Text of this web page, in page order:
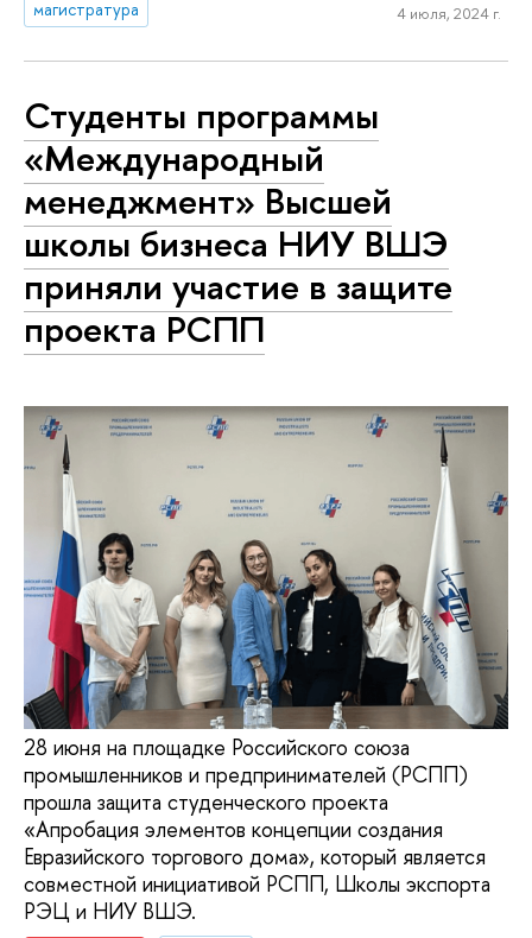
магистратура
4 июля, 2024 г.
Студенты программы
«Международный
менеджмент» Высшей
школы бизнеса НИУ ВШЭ
приняли участие в защите
проекта РСПП
28 июня на площадке Российского союза
промышленников и предпринимателей (РСПП)
прошла защита студенческого проекта
«Апробация элементов концепции создания
Евразийского торгового дома», который является
совместной инициативой РСПП, Школы экспорта
РЭЦ и НИУ ВШЭ.